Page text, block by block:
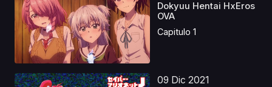
Dokyuu Hentai HxEros
OVA
Capitulo 1
09 Dic 2021